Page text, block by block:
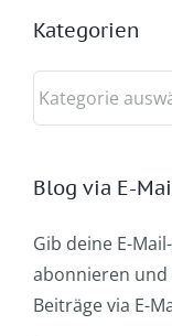
Kategorien
Kategorien
Blog via E-
Gib deine E-
abonnieren
Beiträge via E-